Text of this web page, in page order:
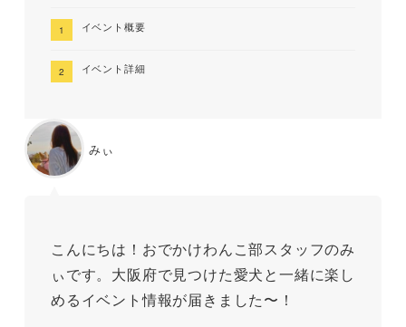
イベント概要
イベント詳細
みぃ
こんにちは！おでかけわんこ部スタッフのみ
ぃです。大阪府で見つけた愛犬と一緒に楽し
めるイベント情報が届きました〜！